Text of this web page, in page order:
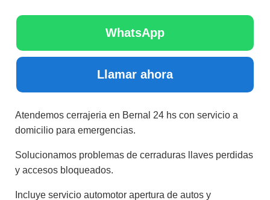
WhatsApp
Llamar ahora
Atendemos cerrajeria en Bernal 24 hs con servicio a
domicilio para emergencias.
Solucionamos problemas de cerraduras llaves perdidas
y accesos bloqueados.
Incluye servicio automotor apertura de autos y